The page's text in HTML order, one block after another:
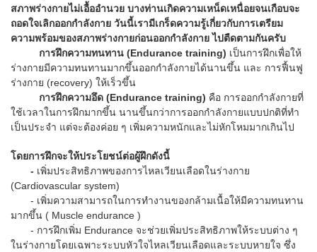
สภาพร่างกายไม่เอื้ออำนวย บางท่านเกิดความเหน็ดเหนื่อยจนเกือบจะ
ถอดใจเลิกออกกำลังกาย วันนี้เรามีเกร็ดความรู้เกี่ยวกับการเตรียม
ความพร้อมของสภาพร่างกายก่อนออกกำลังกาย ไปตืดตามกันครับ
การฝึกความทนทาน (Endurance training) เป็นการฝึกเพื่อให้
ร่างกายมีความทนทานมากขึ้นออกกำลังกายได้นานขึ้น และ การฟื้นฟู
ร่างกาย (recovery) ให้เร็วขึ้น
การฝึกความอึด (Endurance training) คือ การออกกำลังกายที่
ใช้เวลาในการฝึกมากขึ้น นานขึ้นกว่าการออกกำลังกายแบบปกติที่ทำ
เป็นประจำ แต่จะต้องค่อย ๆ เพิ่มความหนักและไม่หักโหมมากเกินไป
โดยการฝึกจะให้ประโยชน์ต่อผู้ฝึกดังนี้
- เพิ่มประสิทธิภาพของการไหลเวียนเลือดในร่างกาย
(Cardiovascular system)
- เพิ่มความสามารถในการทำงานของกล้ามเนื้อให้มีความทนทาน
มากขึ้น ( Muscle endurance )
- การฝึกเพิ่ม Endurance จะช่วยเพิ่มประสิทธิภาพให้ระบบต่าง ๆ
ในร่างกายโดยเฉพาะระบบหัวใจไหลเวียนเลือดและระบบหายใจ ซึ่ง